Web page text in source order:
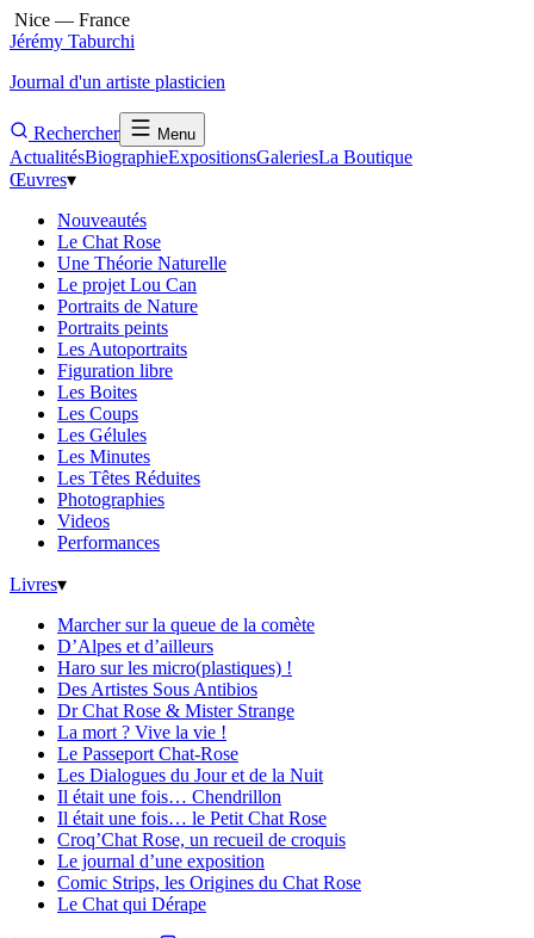
Nice — France
Jérémy Taburchi
Journal d'un artiste plasticien
Rechercher Menu
ActualitésBiographieExpositionsGaleriesLa Boutique
Œuvres▾
Nouveautés
Le Chat Rose
Une Théorie Naturelle
Le projet Lou Can
Portraits de Nature
Portraits peints
Les Autoportraits
Figuration libre
Les Boites
Les Coups
Les Gélules
Les Minutes
Les Têtes Réduites
Photographies
Videos
Performances
Livres▾
Marcher sur la queue de la comète
D’Alpes et d’ailleurs
Haro sur les micro(plastiques) !
Des Artistes Sous Antibios
Dr Chat Rose & Mister Strange
La mort ? Vive la vie !
Le Passeport Chat-Rose
Les Dialogues du Jour et de la Nuit
Il était une fois… Chendrillon
Il était une fois… le Petit Chat Rose
Croq’Chat Rose, un recueil de croquis
Le journal d’une exposition
Comic Strips, les Origines du Chat Rose
Le Chat qui Dérape